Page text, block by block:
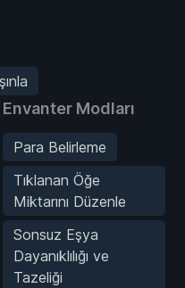
Envanter Modları
Para Belirleme
Tıklanan Öğe
Miktarını Düzenle
Sonsuz Eşya
Dayanıklılığı ve
Tazeliği